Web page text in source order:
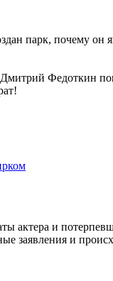
парк, почему он
Федоткин
актера и
заявления и